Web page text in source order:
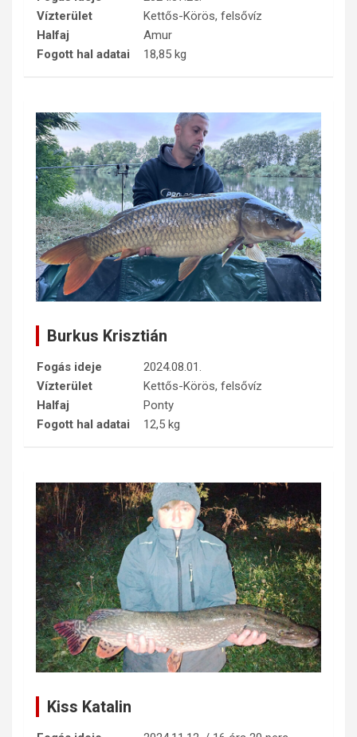
Vízterület
Kettős-Körös, felsővíz
Halfaj
Amur
Fogott hal adatai
18,85 kg
Burkus Krisztián
Fogás ideje
2024.08.01.
Vízterület
Kettős-Körös, felsővíz
Halfaj
Ponty
Fogott hal adatai
12,5 kg
Kiss Katalin